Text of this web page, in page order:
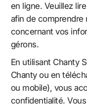
en ligne. Veuillez
afin de comprendre
concernant vos
gérons.
En utilisant Chanty
Chanty ou en
ou mobile), vous
confidentialité.